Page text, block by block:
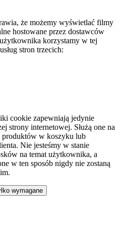
że możemy wyświetlać filmy
hostowane przez dostawców
korzystamy w tej
stron trzecich:
cookie zapewniają jedynie
strony internetowej. Służą one na
produktów w koszyku lub
Nie jesteśmy w stanie
na temat użytkownika, a
w ten sposób nigdy nie zostaną
wymagane